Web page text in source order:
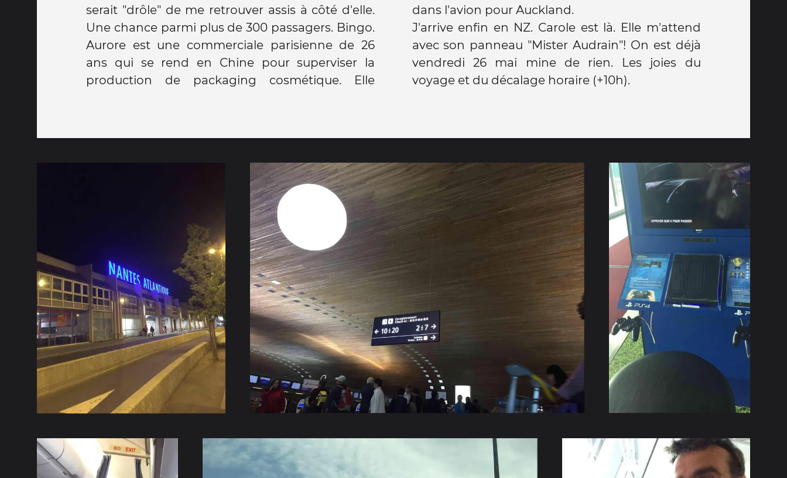
serait "drôle" de me retrouver assis à côté d'elle.
Une chance parmi plus de 300 passagers. Bingo.
Aurore est une commerciale parisienne de 26
ans qui se rend en Chine pour superviser la
production de packaging cosmétique. Elle
dans l'avion pour Auckland.
J'arrive enfin en NZ. Carole est là. Elle m'attend
avec son panneau "Mister Audrain"! On est déjà
vendredi 26 mai mine de rien. Les joies du
voyage et du décalage horaire (+10h).